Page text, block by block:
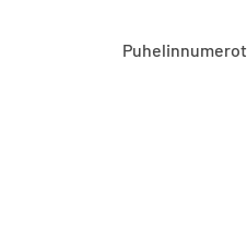
Puhelinnumerot